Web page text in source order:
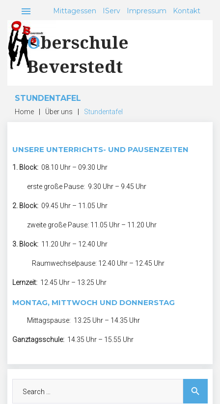
content
Mittagessen IServ Impressum Kontakt
Oberschule
Beverstedt
menu
STUNDENTAFEL
Home Über uns Stundentafel
Stundentafel
UNSERE UNTERRICHTS- UND PAUSENZEITEN
1. Block: 08.10 Uhr – 09.30 Uhr
erste große Pause: 9.30 Uhr – 9.45 Uhr
2. Block: 09.45 Uhr – 11.05 Uhr
zweite große Pause: 11.05 Uhr – 11.20 Uhr
3. Block: 11.20 Uhr – 12.40 Uhr
Raumwechselpause: 12.40 Uhr – 12.45 Uhr
Lernzeit: 12.45 Uhr – 13.25 Uhr
MONTAG, MITTWOCH UND DONNERSTAG
Mittagspause: 13.25 Uhr – 14.35 Uhr
Ganztagsschule: 14.35 Uhr – 15.55 Uhr
search